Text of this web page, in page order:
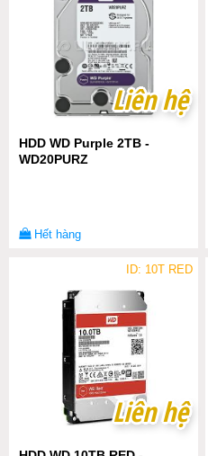
Liên hệ
Liên hệ
HDD WD Purple 2TB -
WD20PURZ
Hết hàng
ID: 10T RED
Liên hệ
Liên hệ